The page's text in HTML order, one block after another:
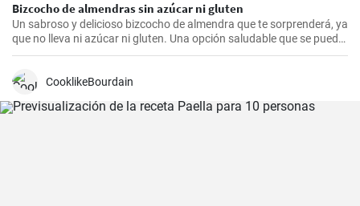
Bizcocho de almendras sin azúcar ni gluten
Un sabroso y delicioso bizcocho de almendra que te sorprenderá, ya
que no lleva ni azúcar ni gluten. Una opción saludable que se puede
adaptar a muchas personas.
CooklikeBourdain